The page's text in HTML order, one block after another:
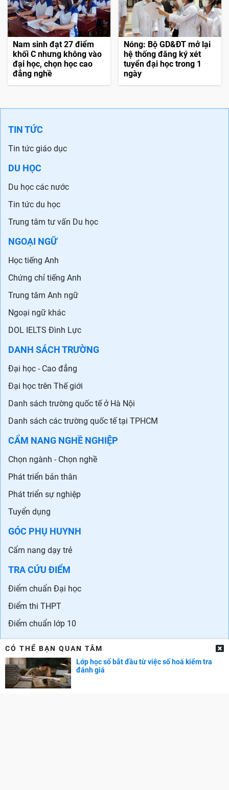
Nam sinh đạt 27 điểm
khối C nhưng không vào
đại học, chọn học cao
đẳng nghề
Nóng: Bộ GD&ĐT mở lại
hệ thống đăng ký xét
tuyển đại học trong 1
ngày
TIN TỨC
Tin tức giáo dục
DU HỌC
Du học các nước
Tin tức du học
Trung tâm tư vấn Du học
NGOẠI NGỮ
Học tiếng Anh
Chứng chỉ tiếng Anh
Trung tâm Anh ngữ
Ngoại ngữ khác
DOL IELTS Đình Lực
DANH SÁCH TRƯỜNG
Đại học - Cao đẳng
Đại học trên Thế giới
Danh sách trường quốc tế ở Hà Nội
Danh sách các trường quốc tế tại TPHCM
CẨM NANG NGHỀ NGHIỆP
Chọn ngành - Chọn nghề
Phát triển bản thân
Phát triển sự nghiệp
Tuyển dụng
GÓC PHỤ HUYNH
Cẩm nang dạy trẻ
TRA CỨU ĐIỂM
Điểm chuẩn Đại học
Điểm thi THPT
Điểm chuẩn lớp 10
CÓ THỂ BẠN QUAN TÂM
Lớp học số bắt đầu từ việc số hoá kiểm tra
đánh giá